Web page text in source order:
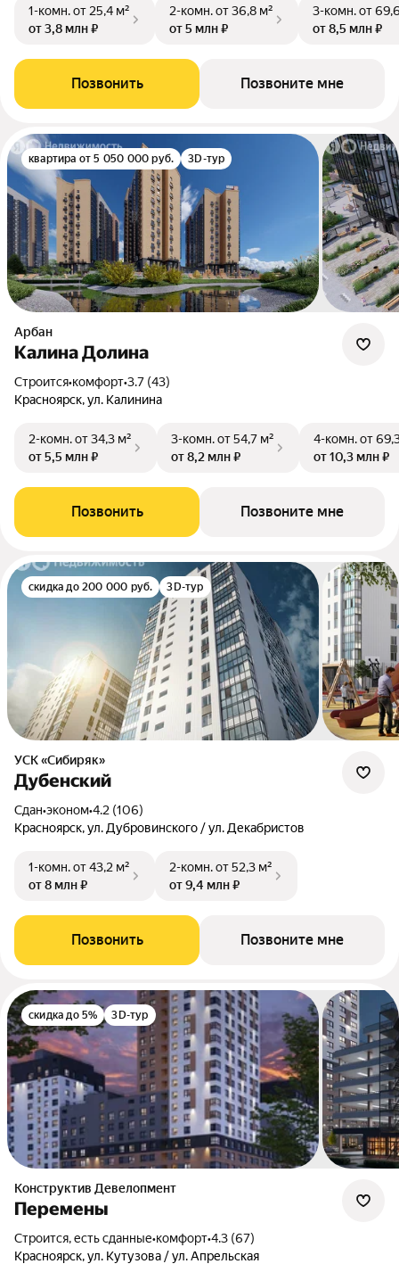
1-комн.от 25,4 м²
от 3,8 млн ₽
2-комн.от 36,8 м²
от 5 млн ₽
3-комн.от
от 8,5 млн ₽
Позвонить Позвоните мне
квартира от 5 050 000 руб. 3D-тур
Арбан
Калина Долина
Строится•комфорт•3.7 (43)
Красноярск, ул. Калинина
2-комн.от 34,3 м²
от 5,5 млн ₽
3-комн.от 54,7 м²
от 8,2 млн ₽
4-комн.от
от 10,3 млн ₽
Позвонить Позвоните мне
скидка до 200 000 руб. 3D-тур
УСК «Сибиряк»
Дубенский
Сдан•эконом•4.2 (106)
Красноярск, ул. Дубровинского / ул. Декабристов
1-комн.от 43,2 м²
от 8 млн ₽
2-комн.от 52,3 м²
от 9,4 млн ₽
Позвонить Позвоните мне
скидка до 5% 3D-тур
Конструктив Девелопмент
Перемены
Строится, есть сданные•комфорт•4.3 (67)
Красноярск, ул. Кутузова / ул. Апрельская